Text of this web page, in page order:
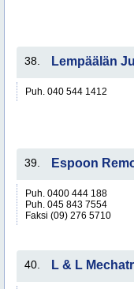
38. Lempäälän
Puh. 040 544 1412
39. Espoon
Puh. 0400 444 188
Puh. 045 843 7554
Faksi (09) 276 5710
40. L & L